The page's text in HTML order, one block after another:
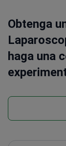
Obtenga
haga una